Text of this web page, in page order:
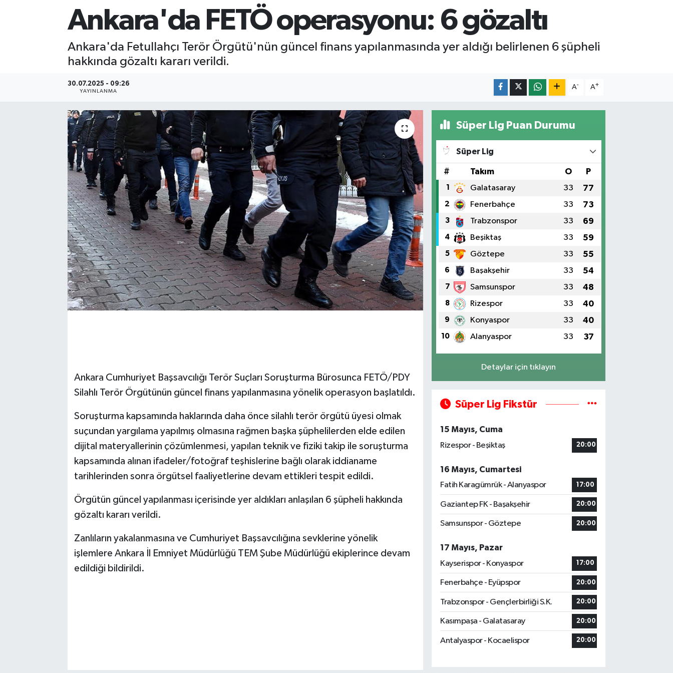
Ankara'da FETÖ operasyonu: 6 gözaltı
Ankara'da Fetullahçı Terör Örgütü'nün güncel finans yapılanmasında yer aldığı belirlenen 6 şüpheli
hakkında gözaltı kararı verildi.
30.07.2025 - 09:26
YAYINLANMA
A- A+
Ankara Cumhuriyet Başsavcılığı Terör Suçları Soruşturma Bürosunca FETÖ/PDY
Silahlı Terör Örgütünün güncel finans yapılanmasına yönelik operasyon başlatıldı.
Soruşturma kapsamında haklarında daha önce silahlı terör örgütü üyesi olmak
suçundan yargılama yapılmış olmasına rağmen başka şüphelilerden elde edilen
dijital materyallerinin çözümlenmesi, yapılan teknik ve fiziki takip ile soruşturma
kapsamında alınan ifadeler/fotoğraf teşhislerine bağlı olarak iddianame
tarihlerinden sonra örgütsel faaliyetlerine devam ettikleri tespit edildi.
Örgütün güncel yapılanması içerisinde yer aldıkları anlaşılan 6 şüpheli hakkında
gözaltı kararı verildi.
Zanlıların yakalanmasına ve Cumhuriyet Başsavcılığına sevklerine yönelik
işlemlere Ankara İl Emniyet Müdürlüğü TEM Şube Müdürlüğü ekiplerince devam
edildiği bildirildi.
Süper Lig Puan Durumu
Süper Lig
# Takım O P
1 Galatasaray 33 77
2 Fenerbahçe 33 73
3 Trabzonspor 33 69
4 Beşiktaş 33 59
5 Göztepe 33 55
6 Başakşehir 33 54
7 Samsunspor 33 48
8 Rizespor 33 40
9 Konyaspor 33 40
10 Alanyaspor 33 37
Detaylar için tıklayın
Süper Lig Fikstür
15 Mayıs, Cuma
Rizespor - Beşiktaş
20:00
16 Mayıs, Cumartesi
Fatih Karagümrük - Alanyaspor
17:00
Gaziantep FK - Başakşehir 20:00
Samsunspor - Göztepe 20:00
17 Mayıs, Pazar
Kayserispor - Konyaspor
17:00
Fenerbahçe - Eyüpspor 20:00
Trabzonspor - Gençlerbirliği S.K. 20:00
Kasımpaşa - Galatasaray 20:00
Antalyaspor - Kocaelispor 20:00